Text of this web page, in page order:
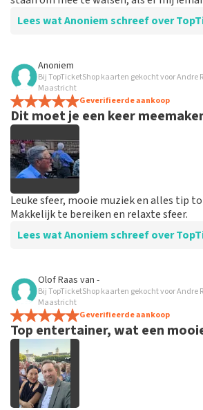
Lees wat Anoniem schreef over
Beoordeling van Anoniem over
alles in orde
spannend dat je maar zo kort op
hebt maar alles was in orde...
Anoniem
Bij TopTicketShop kaarten gekocht voor Andre
Maastricht
Geverifieerde aankoop
Dit moet je een keer
Leuke sfeer, mooie muziek en alles tip
Makkelijk te bereiken en relaxte sfeer.
Lees wat Anoniem schreef over
Beoordeling van Anoniem over
Goed en snel geregeld
Binnen een week waren de tickets
geregeld en goed geïnformeerd
evenement.
Olof Raas van -
Bij TopTicketShop kaarten gekocht voor Andre
Maastricht
Geverifieerde aankoop
Top entertainer, wat een